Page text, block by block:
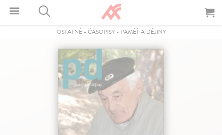
OSTATNÉ- ČASOPISY- PAMĚŤ A DĚJINY